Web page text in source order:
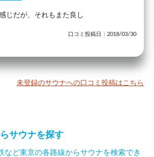
じだが、それもまた良し
口コミ投稿日：2018/03/30
未登録のサウナへの口コミ投稿はこちら
サウナを探す
など東京の各路線からサウナを検索でき